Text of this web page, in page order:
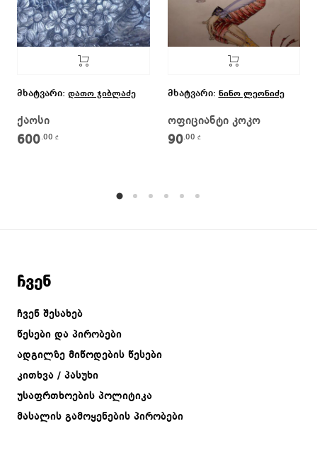
მხატვარი: დათო ჯიბლაძე
ქაოსი
600.00 ₾
მხატვარი: ნინო ლეონიძე
ოფიციანტი კოკო
90.00₾
ჩვენ
ჩვენ შესახებ
წესები და პირობები
ადგილზე მიწოდების წესები
კითხვა / პასუხი
უსაფრთხოების პოლიტიკა
მასალის გამოყენების პირობები